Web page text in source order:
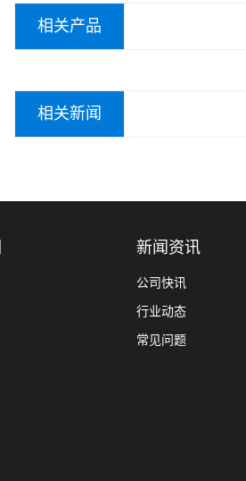
相关产品
相关新闻
新闻资讯
公司快讯
行业动态
常见问题